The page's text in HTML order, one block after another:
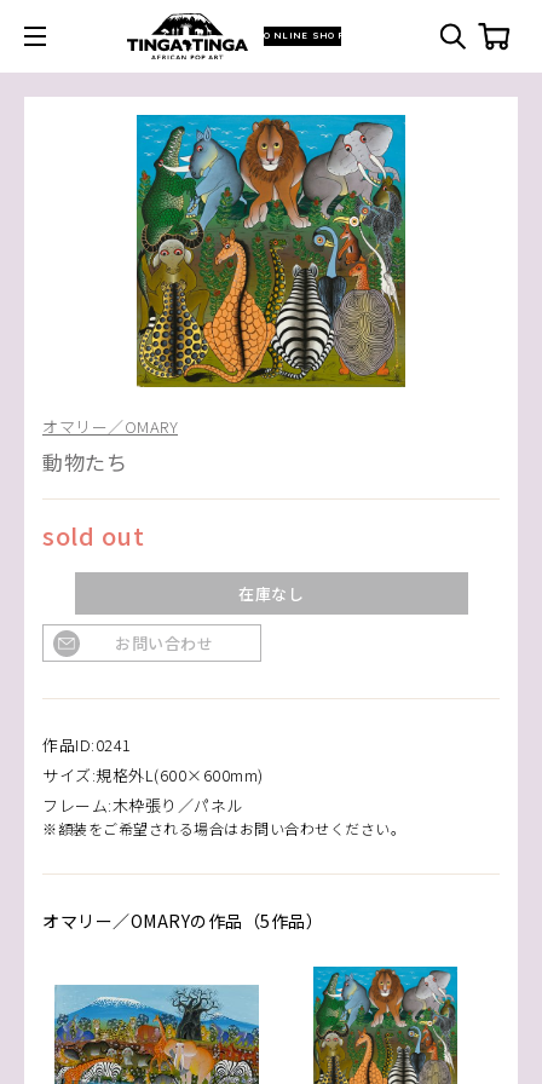
ONLINE SHOP
オマリー／OMARY
動物たち
sold out
在庫なし
お問い合わせ
作品ID:0241
サイズ:規格外L(600×600mm)
フレーム:木枠張り／パネル
※額装をご希望される場合はお問い合わせください。
オマリー／OMARYの作品（5作品）